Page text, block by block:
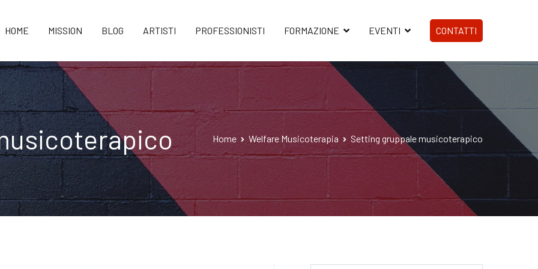
HOME MISSION BLOG ARTISTI PROFESSIONISTI FORMAZIONE EVENTI CONTATTI
Home Welfare Musicoterapia Setting gruppale musicoterapico